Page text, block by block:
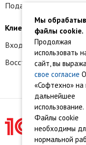
Подать заявку на
Клиентам
Вход в личный кабинет
Восстановление
Мы
файлы cookie.
Продолжая
использовать
сайт, вы
свое согласие
«Софтехно» на
дальнейшее
использование.
Файлы cookie
необходимы
нормальной